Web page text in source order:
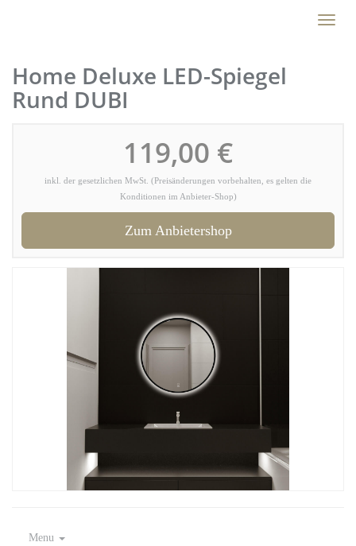
Toggle
Home Deluxe LED-Spiegel
Rund DUBI
119,00 €
inkl. der gesetzlichen MwSt. (Preisänderungen vorbehalten, es gelten die
Konditionen im Anbieter-Shop)
Zum Anbietershop
Menu